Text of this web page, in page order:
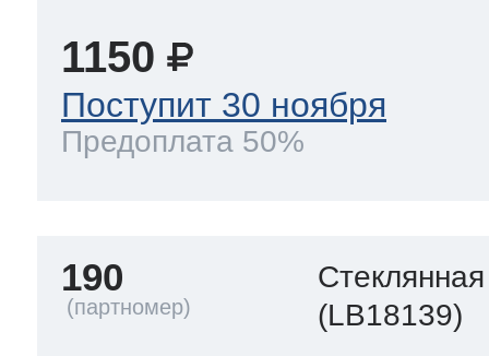
1150
Поступит 30 ноября
Предоплата 50%
190
(LB18139)